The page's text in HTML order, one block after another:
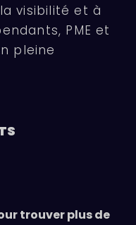
visibilité et à
PME et
pleine
trouver plus de